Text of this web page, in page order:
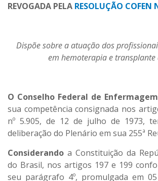
REVOGADA PELA RESOLUÇÃO COFEN
Dispõe sobre a atuação dos
em hemoterapia e transplante
O Conselho Federal de Enfermagem
sua competência consignada nos
nº 5.905, de 12 de julho de 1973,
deliberação do Plenário em sua 255ª
Considerando a Constituição da
do Brasil, nos artigos 197 e 199
seu parágrafo 4º, promulgada em